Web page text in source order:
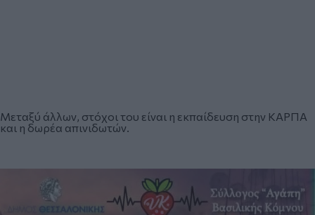
Μεταξύ άλλων, στόχοι του είναι η εκπαίδευση στην ΚΑΡΠΑ
και η δωρέα απινιδωτών.